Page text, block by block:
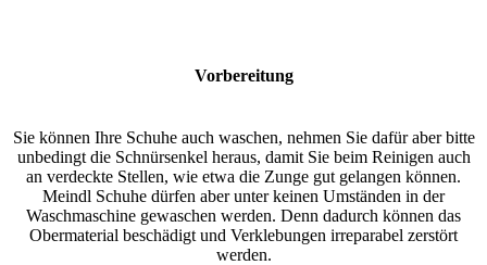
Vorbereitung
Sie können Ihre Schuhe auch waschen, nehmen Sie dafür aber bitte
unbedingt die Schnürsenkel heraus, damit Sie beim Reinigen auch
an verdeckte Stellen, wie etwa die Zunge gut gelangen können.
Meindl Schuhe dürfen aber unter keinen Umständen in der
Waschmaschine gewaschen werden. Denn dadurch können das
Obermaterial beschädigt und Verklebungen irreparabel zerstört
werden.